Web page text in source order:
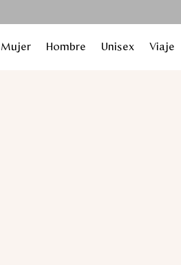
Mujer Hombre Unisex Viaje